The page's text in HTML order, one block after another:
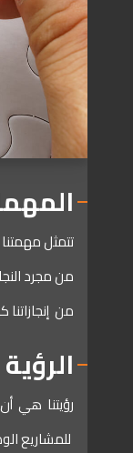
تتمثلمهمتنا
منمجرد
من إنجازاتنا
الرؤية
رؤيتنا هي أن
للمشاريع